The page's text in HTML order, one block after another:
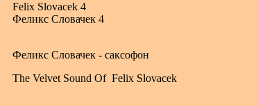
Felix Slovacek 4
Феликс Словачек 4
Феликс Словачек - саксофон
The Velvet Sound Of Felix Slovacek